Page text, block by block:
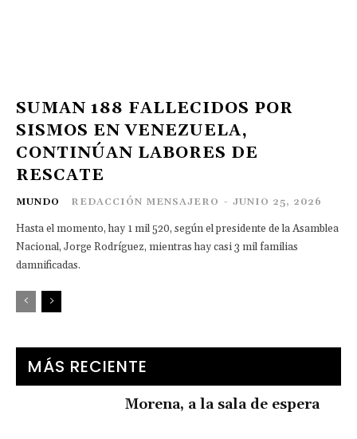
SUMAN 188 FALLECIDOS POR
SISMOS EN VENEZUELA,
CONTINÚAN LABORES DE
RESCATE
MUNDO REDACCIÓN MENSAJERO - JUNIO 25, 2026
Hasta el momento, hay 1 mil 520, según el presidente de la Asamblea
Nacional, Jorge Rodríguez, mientras hay casi 3 mil familias
damnificadas.
MÁS RECIENTE
Morena, a la sala de espera